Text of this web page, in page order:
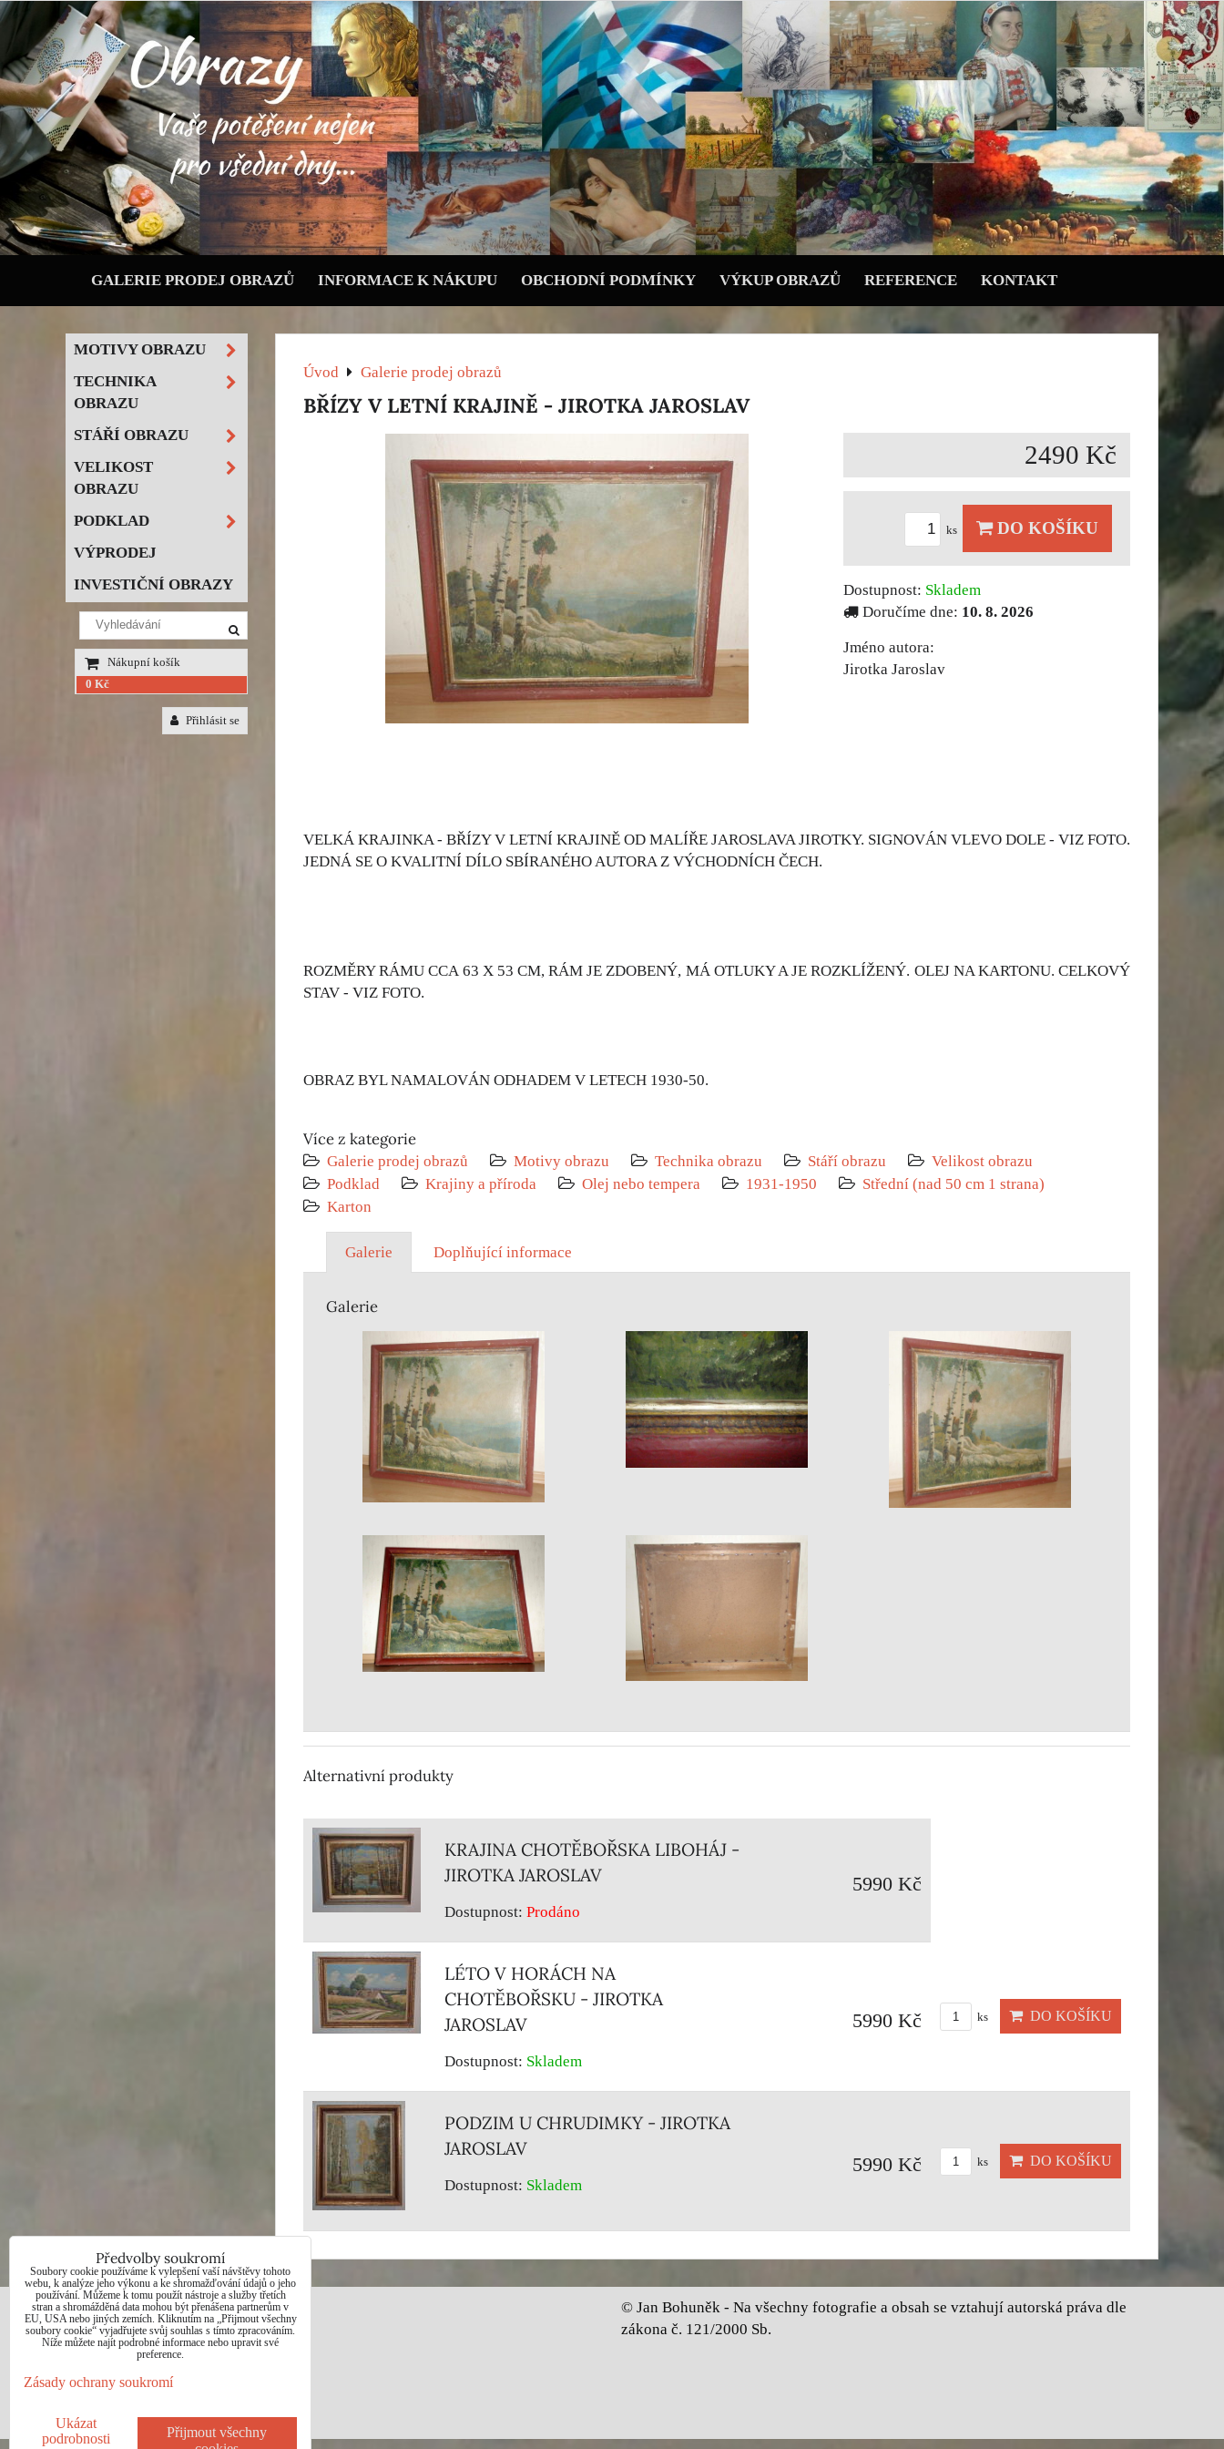
GALERIE PRODEJ OBRAZŮ INFORMACE K NÁKUPU OBCHODNÍ PODMÍNKY VÝKUP OBRAZŮ REFERENCE KONTAKT
Úvod Galerie prodej obrazů
BŘÍZY V LETNÍ KRAJINĚ - JIROTKA JAROSLAV
2490 Kč
ks DO KOŠÍKU
Dostupnost: Skladem
Doručíme dne: 10. 8. 2026
Jméno autora:
Jirotka Jaroslav
VELKÁ KRAJINKA - BŘÍZY V LETNÍ KRAJINĚ OD MALÍŘE JAROSLAVA JIROTKY. SIGNOVÁN VLEVO DOLE - VIZ FOTO.
JEDNÁ SE O KVALITNÍ DÍLO SBÍRANÉHO AUTORA Z VÝCHODNÍCH ČECH.
ROZMĚRY RÁMU CCA 63 X 53 CM, RÁM JE ZDOBENÝ, MÁ OTLUKY A JE ROZKLÍŽENÝ. OLEJ NA KARTONU. CELKOVÝ
STAV - VIZ FOTO.
OBRAZ BYL NAMALOVÁN ODHADEM V LETECH 1930-50.
Více z kategorie
Galerie prodej obrazů Motivy obrazu Technika obrazu Stáří obrazu
Velikost obrazu
Podklad
Krajiny a příroda Olej nebo tempera 1931-1950
Střední (nad 50 cm 1 strana)
Karton
Galerie Doplňující informace
Galerie
Alternativní produkty
KRAJINA CHOTĚBOŘSKA LIBOHÁJ -
JIROTKA JAROSLAV
Dostupnost: Prodáno
5990 Kč
LÉTO V HORÁCH NA
CHOTĚBOŘSKU - JIROTKA
JAROSLAV
Dostupnost: Skladem
5990 Kč ks DO KOŠÍKU
PODZIM U CHRUDIMKY - JIROTKA
JAROSLAV
Dostupnost: Skladem
5990 Kč ks DO KOŠÍKU
MOTIVY OBRAZU
TECHNIKA
OBRAZU
STÁŘÍ OBRAZU
VELIKOST
OBRAZU
PODKLAD
VÝPRODEJ
INVESTIČNÍ OBRAZY
Nákupní košík
0 Kč
Přihlásit se
JAN BOHUNĚK
Telefon: +420725021832
e-mail: 1jab@seznam.cz
web: www.prodej-obrazy.eu
© Jan Bohuněk - Na všechny fotografie a obsah se vztahují autorská práva dle
zákona č. 121/2000 Sb.
Předvolby soukromí
Soubory cookie používáme k vylepšení vaší návštěvy tohoto
webu, k analýze jeho výkonu a ke shromažďování údajů o jeho
používání. Můžeme k tomu použít nástroje a služby třetích
stran a shromážděná data mohou být přenášena partnerům v
EU, USA nebo jiných zemích. Kliknutím na „Přijmout všechny
soubory cookie“ vyjadřujete svůj souhlas s tímto zpracováním.
Níže můžete najít podrobné informace nebo upravit své
preference.
Zásady ochrany soukromí
Ukázat
podrobnosti
Přijmout všechny